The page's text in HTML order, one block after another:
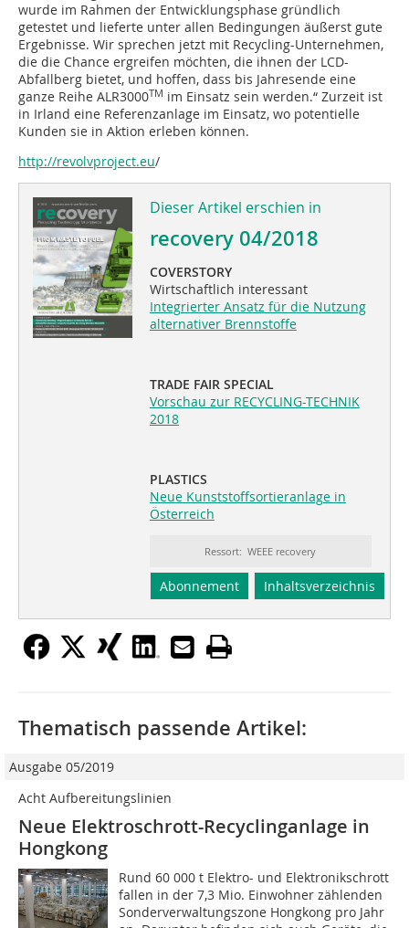
wurde im Rahmen der Entwicklungsphase gründlich
getestet und lieferte unter allen Bedingungen äußerst gute
Ergebnisse. Wir sprechen jetzt mit Recycling-Unternehmen,
die die Chance ergreifen möchten, die ihnen der LCD-
Abfallberg bietet, und hoffen, dass bis Jahresende eine
ganze Reihe ALR3000TM im Einsatz sein werden.“ Zurzeit ist
in Irland eine Referenzanlage im Einsatz, wo potentielle
Kunden sie in Aktion erleben können.
http://revolvproject.eu/
Dieser Artikel erschien in
recovery 04/2018
COVERSTORY
Wirtschaftlich interessant
Integrierter Ansatz für die Nutzung
alternativer Brennstoffe
TRADE FAIR SPECIAL
Vorschau zur RECYCLING-TECHNIK
2018
PLASTICS
Neue Kunststoffsortieranlage in
Österreich
Ressort: WEEE recovery
Abonnement Inhaltsverzeichnis
Thematisch passende Artikel:
Ausgabe 05/2019
Acht Aufbereitungslinien
Neue Elektroschrott-Recyclinganlage in
Hongkong
Rund 60 000 t Elektro- und Elektronikschrott
fallen in der 7,3 Mio. Einwohner zählenden
Sonderverwaltungszone Hongkong pro Jahr